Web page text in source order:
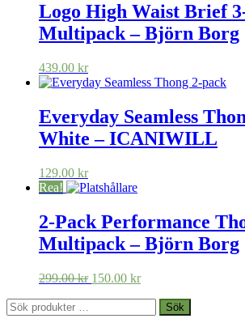
Logo High Waist Brief
Multipack – Björn Borg
439.00 kr
Everyday Seamless
White – ICANIWILL
129.00 kr
Rea!
2-Pack Performance
Multipack – Björn Borg
299.00kr Det
150.00 krDet
priset
Sök
efter:
Sök